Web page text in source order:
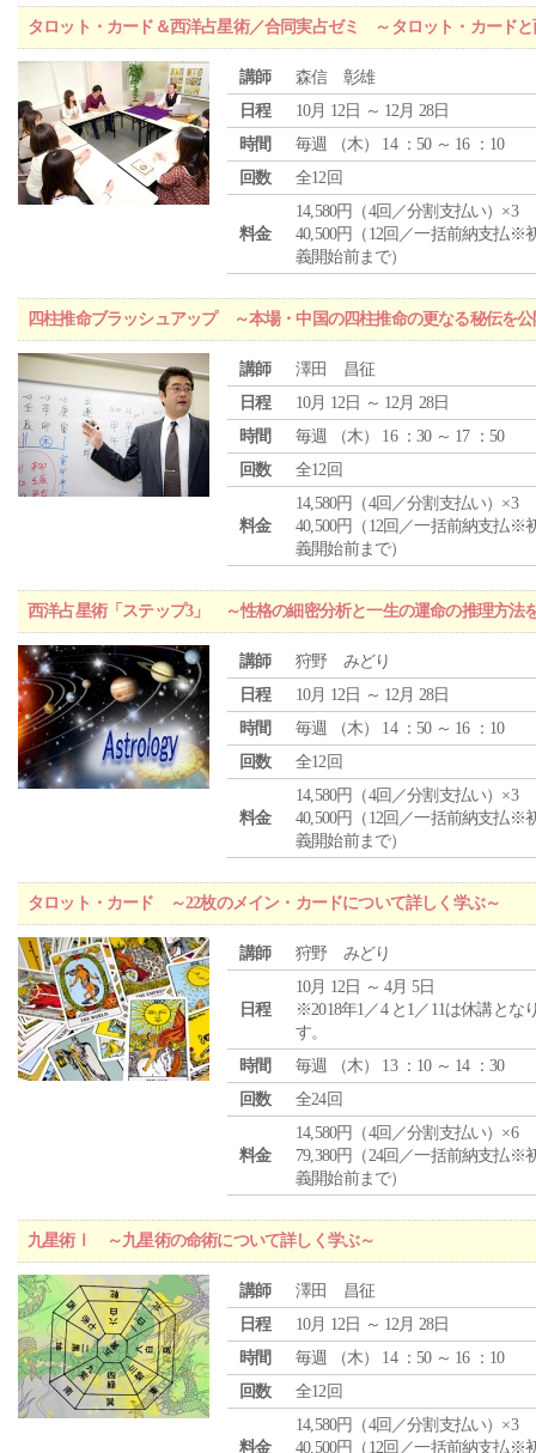
タロット・カード＆西洋占星術／合同実占ゼミ ～タロット・カード
講師
森信 彰雄
日程
10月 12日 ～ 12月 28日
時間
毎週 （木） 14 ：50 ～ 16 ：10
回数
全12回
料金
14,580円（4回／分割支払い）×3
40,500円（12回／一括前納支払※
義開始前まで）
四柱推命ブラッシュアップ ～本場・中国の四柱推命の更なる秘伝を
講師
澤田 昌征
日程
10月 12日 ～ 12月 28日
時間
毎週 （木） 16 ：30 ～ 17 ：50
回数
全12回
料金
14,580円（4回／分割支払い）×3
40,500円（12回／一括前納支払※
義開始前まで）
西洋占星術「ステップ3」 ～性格の細密分析と一生の運命の推理方法
講師
狩野 みどり
日程
10月 12日 ～ 12月 28日
時間
毎週 （木） 14 ：50 ～ 16 ：10
回数
全12回
料金
14,580円（4回／分割支払い）×3
40,500円（12回／一括前納支払※
義開始前まで）
タロット・カード ～22枚のメイン・カードについて詳しく学ぶ～
講師 狩野 みどり
日程
10月 12日 ～ 4月 5日
※2018年1／4 と1／11は休講とな
す。
時間
毎週 （木） 13 ：10 ～ 14 ：30
回数
全24回
料金
14,580円（4回／分割支払い）×6
79,380円（24回／一括前納支払※
義開始前まで）
九星術Ⅰ ～九星術の命術について詳しく学ぶ～
講師
澤田 昌征
日程
10月 12日 ～ 12月 28日
時間
毎週 （木） 14 ：50 ～ 16 ：10
回数
全12回
料金
14,580円（4回／分割支払い）×3
40,500円（12回／一括前納支払※